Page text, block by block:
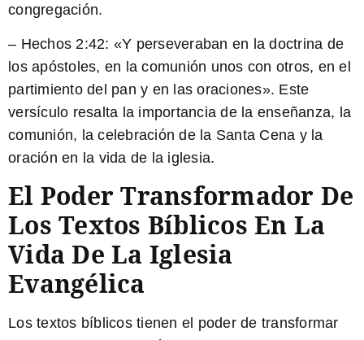
congregación.
– Hechos 2:42: «Y perseveraban en la doctrina de
los apóstoles, en la comunión unos con otros, en el
partimiento del pan y en las oraciones». Este
versículo resalta la importancia de la enseñanza, la
comunión, la celebración de la Santa Cena y la
oración en la vida de la iglesia.
El Poder Transformador De
Los Textos Bíblicos En La
Vida De La Iglesia
Evangélica
Los textos bíblicos tienen el poder de transformar